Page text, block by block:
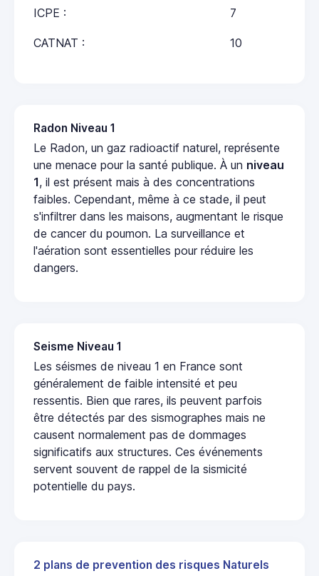
ICPE : 7
CATNAT : 10
Radon Niveau 1
Le Radon, un gaz radioactif naturel, représente
une menace pour la santé publique. À un niveau
1, il est présent mais à des concentrations
faibles. Cependant, même à ce stade, il peut
s'infiltrer dans les maisons, augmentant le risque
de cancer du poumon. La surveillance et
l'aération sont essentielles pour réduire les
dangers.
Seisme Niveau 1
Les séismes de niveau 1 en France sont
généralement de faible intensité et peu
ressentis. Bien que rares, ils peuvent parfois
être détectés par des sismographes mais ne
causent normalement pas de dommages
significatifs aux structures. Ces événements
servent souvent de rappel de la sismicité
potentielle du pays.
2 plans de prevention des risques Naturels